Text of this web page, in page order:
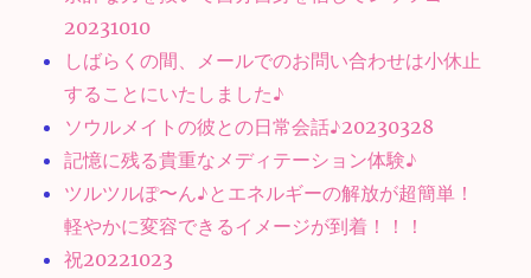
20231010
しばらくの間、メールでのお問い合わせは小休止
することにいたしました♪
ソウルメイトの彼との日常会話♪20230328
記憶に残る貴重なメディテーション体験♪
ツルツルぽ〜ん♪とエネルギーの解放が超簡単！
軽やかに変容できるイメージが到着！！！
祝20221023